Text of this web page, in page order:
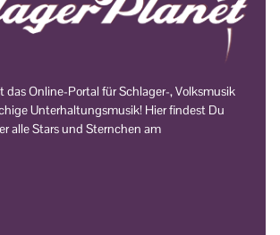
das Online-Portal für Schlager-, Volksmusik
Unterhaltungsmusik! Hier findest Du
alle Stars und Sternchen am